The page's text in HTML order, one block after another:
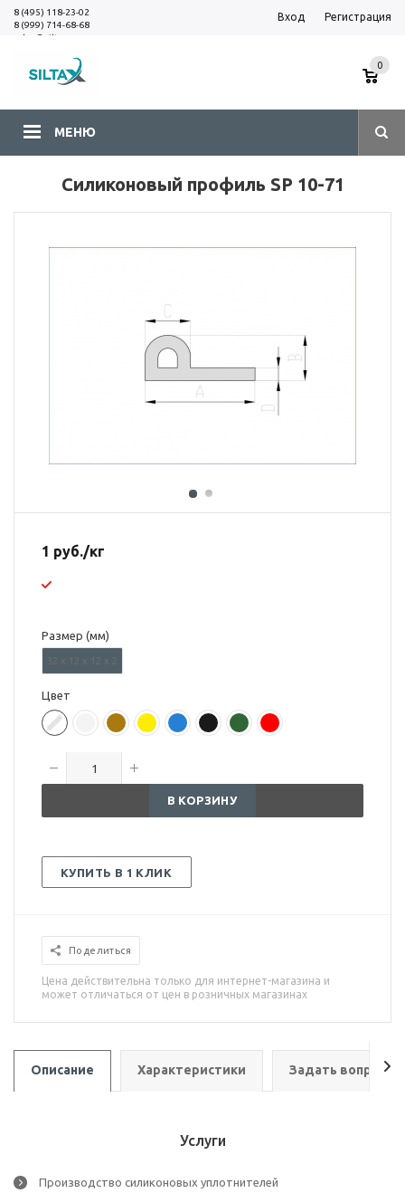
8 (495) 118-23-02
8 (999) 714-68-68
sales@siltax.ru
Вход Регистрация
МЕНЮ
0
Силиконовый профиль SP 10-71
1 руб./кг
Размер (мм)
32 х 12 х 12 х 2
Цвет
В КОРЗИНУ
КУПИТЬ В 1 КЛИК
Поделиться
Цена действительна только для интернет-магазина и
может отличаться от цен в розничных магазинах
Описание Характеристики Задать вопрос
Услуги
Производство силиконовых уплотнителей